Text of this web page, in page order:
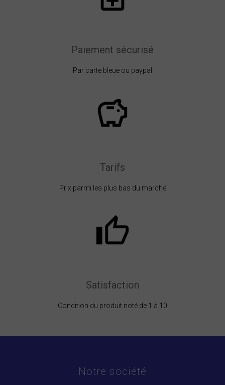
Paiement sécurisé
Par carte bleue ou paypal
Tarifs
Prix parmi les plus bas du marché
Satisfaction
Condition du produit noté de 1 à 10
Notre société